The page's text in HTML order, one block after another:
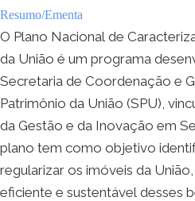
Resumo/Ementa
O Plano Nacional de
da União é um programa
Secretaria de Coordenação e
Patrimônio da União (SPU),
da Gestão e da Inovação em
plano tem como objetivo
regularizar os imóveis da
eficiente e sustentável desses